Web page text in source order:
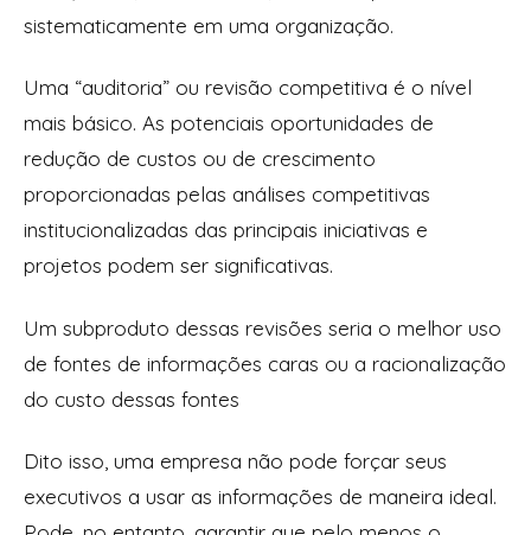
sistematicamente em uma organização.
Uma “auditoria” ou revisão competitiva é o nível
mais básico. As potenciais oportunidades de
redução de custos ou de crescimento
proporcionadas pelas análises competitivas
institucionalizadas das principais iniciativas e
projetos podem ser significativas.
Um subproduto dessas revisões seria o melhor uso
de fontes de informações caras ou a racionalização
do custo dessas fontes
Dito isso, uma empresa não pode forçar seus
executivos a usar as informações de maneira ideal.